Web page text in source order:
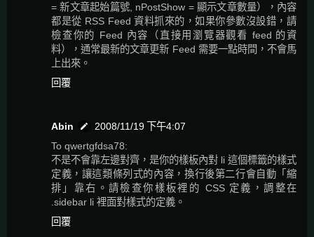
= 新文章起始篇號, nPostShow = 顯示文章數量），內容
都是從 RSS Feed 資料抓來的，如果你參數沒設錯，請
檢查你的 Feed 內容（直接用瀏覽器觀看 feed 的資
料），通常最新的文章更新 Feed 需要一點時間，不會馬
上出來。
回覆
Abin
2008/11/19 下午4:07
To qwertgfdsa78:
不是不會靠左邊對齊，是你的樣板內對 li 這個標籤的樣式
定義，讓這類條列式的內容，換行後第二行會自動「縮
排」靠右。請檢查你樣板裡的 CSS 定義，調整在
.sidebar li 裡面對樣式的定義。
回覆